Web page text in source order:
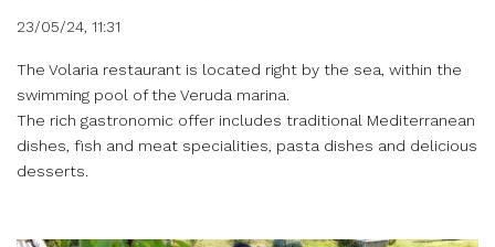
23/05/24, 11:31
The Volaria restaurant is located right by the sea, within the
swimming pool of the Veruda marina.
The rich gastronomic offer includes traditional Mediterranean
dishes, fish and meat specialities, pasta dishes and delicious
desserts.